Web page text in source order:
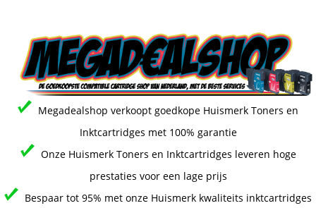
Megadealshop verkoopt goedkope Huismerk Toners en
Inktcartridges met 100% garantie
Onze Huismerk Toners en Inktcartridges leveren hoge
prestaties voor een lage prijs
Bespaar tot 95% met onze Huismerk kwaliteits inktcartridges